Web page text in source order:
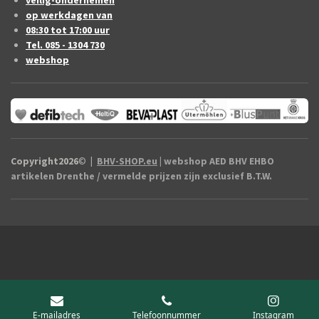
op werkdagen van
08:30 tot 17:00 uur
Tel. 085 - 1304 730
webshop
Copyright2026© | BHV-SHOP.eu | webshop AED BHV EHBO
artikelen Drenthe / vermelde prijzen zijn exclusief B.T.W.
E-mailadres Telefoonnummer Instagram